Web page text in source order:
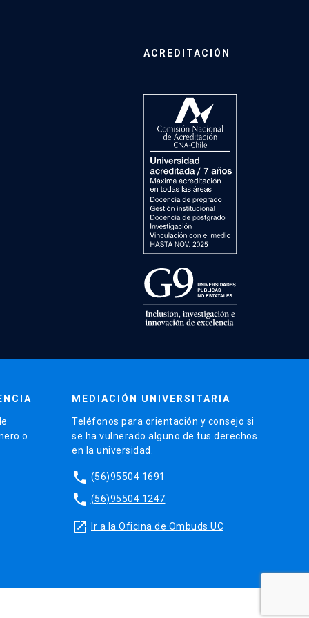
ACREDITACIÓN
o
MEDIACIÓN UNIVERSITARIA
Teléfonos para orientación y consejo si
se ha vulnerado alguno de tus derechos
en la universidad.
phone (56)95504 1691
phone (56)95504 1247
launch Ir a la Oficina de Ombuds UC